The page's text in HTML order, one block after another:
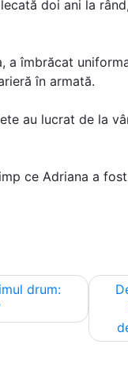
doi ani la
a îmbrăcat
în armată.
au lucrat de la
ce Adriana a
drum: